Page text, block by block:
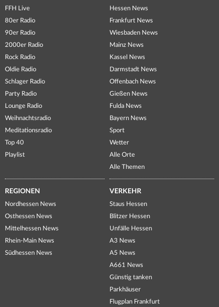
FFH Live
80er Radio
90er Radio
2000er Radio
Rock Radio
Oldie Radio
Schlager Radio
Party Radio
Lounge Radio
Weihnachtsradio
Meditationsradio
Top 40
Playlist
Hessen News
Frankfurt News
Wiesbaden News
Mainz News
Kassel News
Darmstadt News
Offenbach News
Gießen News
Fulda News
Bayern News
Sport
Wetter
Alle Orte
Alle Themen
REGIONEN
Nordhessen News
Osthessen News
Mittelhessen News
Rhein-Main News
Südhessen News
VERKEHR
Staus Hessen
Blitzer Hessen
Unfälle Hessen
A3 News
A5 News
A661 News
Günstig tanken
Parkhäuser
Flugplan Frankfurt